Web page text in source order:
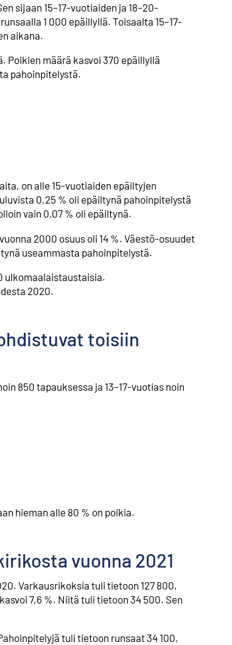
sijaan 15–17-vuotiaiden ja 18–20-
1 000 epäillyllä. Toisaalta 15–17-
aikana.
Poikien määrä kasvoi 370 epäillyllä
pahoinpitelystä.
on alle 15-vuotiaiden epäiltyjen
0,25 % oli epäiltynä pahoinpitelystä
vain 0,07 % oli epäiltynä.
2000 osuus oli 14 %. Väestö-osuudet
useammasta pahoinpitelystä.
ulkomaalaistaustaisia.
2020.
toisiin
850 tapauksessa ja 13–17-vuotias noin
hieman alle 80 % on poikia.
vuonna 2021
Varkausrikoksia tuli tietoon 127 800,
7,6 %. Niitä tuli tietoon 34 500. Sen
tuli tietoon runsaat 34 100,